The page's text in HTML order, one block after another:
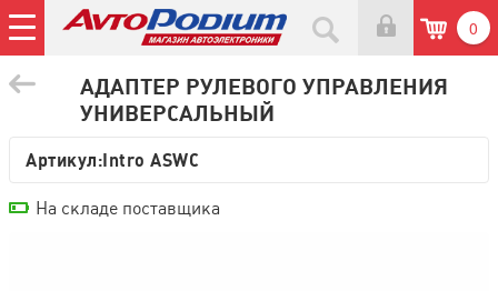
0
АДАПТЕР РУЛЕВОГО УПРАВЛЕНИЯ
УНИВЕРСАЛЬНЫЙ
Артикул:Intro ASWC
На складе поставщика